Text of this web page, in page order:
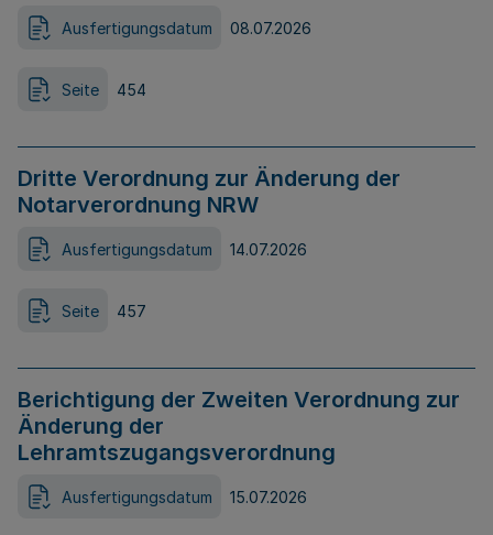
Ausfertigungsdatum 08.07.2026
Seite 454
Dritte Verordnung zur Änderung der
Notarverordnung NRW
Ausfertigungsdatum 14.07.2026
Seite 457
Berichtigung der Zweiten Verordnung zur
Änderung der
Lehramtszugangsverordnung
Ausfertigungsdatum 15.07.2026